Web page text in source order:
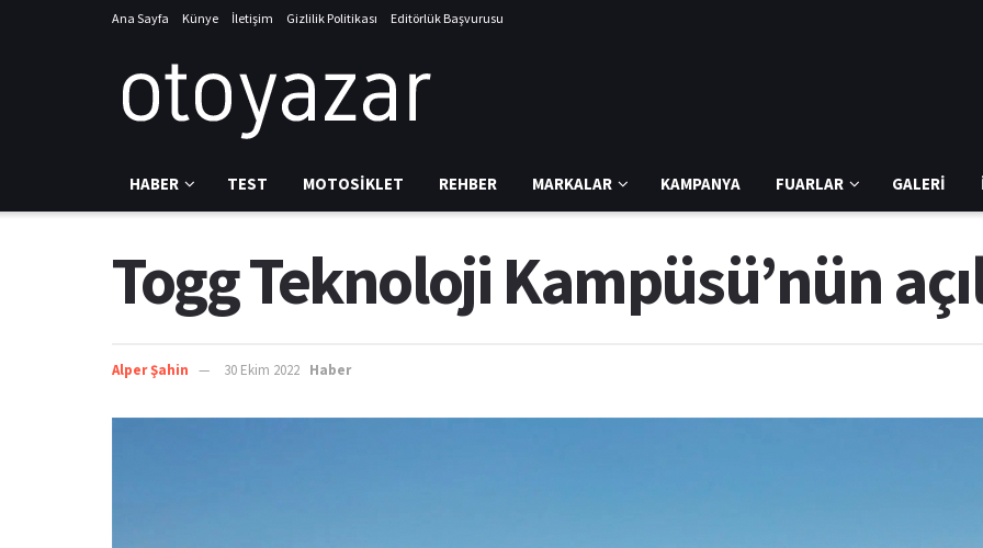
Ana Sayfa Künye İletişim Gizlilik Politikası Editörlük Başvurusu
HABER TEST MOTOSIKLET REHBER MARKALAR KAMPANYA FUARLAR GALERI
Togg Teknoloji Kampüsü’nün
Alper Şahin 30 Ekim 2022 Haber